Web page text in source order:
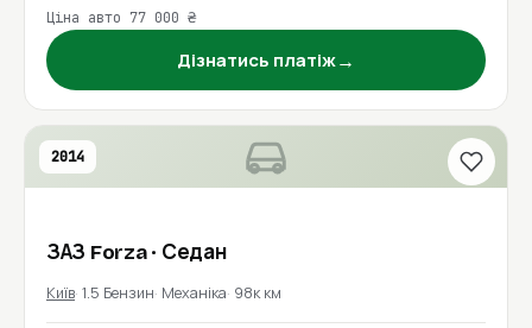
Ціна авто 77 000 ₴
Дізнатись платіж→
2014
ЗАЗ Forza· Седан
Київ 1.5 Бензин Механіка 98к км